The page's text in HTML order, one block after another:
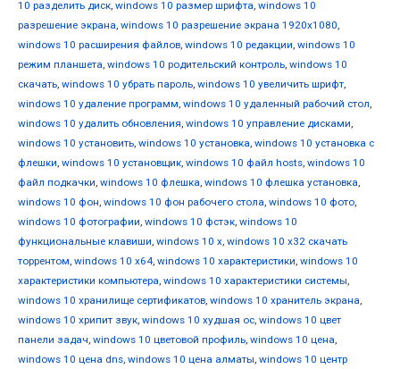
10 разделить диск, windows 10 размер шрифта, windows 10
разрешение экрана, windows 10 разрешение экрана 1920x1080,
windows 10 расширения файлов, windows 10 редакции, windows 10
режим планшета, windows 10 родительский контроль, windows 10
скачать, windows 10 убрать пароль, windows 10 увеличить шрифт,
windows 10 удаление программ, windows 10 удаленный рабочий стол,
windows 10 удалить обновления, windows 10 управление дисками,
windows 10 установить, windows 10 установка, windows 10 установка с
флешки, windows 10 установщик, windows 10 файл hosts, windows 10
файл подкачки, windows 10 флешка, windows 10 флешка установка,
windows 10 фон, windows 10 фон рабочего стола, windows 10 фото,
windows 10 фотографии, windows 10 фстэк, windows 10
функциональные клавиши, windows 10 х, windows 10 х32 скачать
торрентом, windows 10 х64, windows 10 характеристики, windows 10
характеристики компьютера, windows 10 характеристики системы,
windows 10 хранилище сертификатов, windows 10 хранитель экрана,
windows 10 хрипит звук, windows 10 худшая ос, windows 10 цвет
панели задач, windows 10 цветовой профиль, windows 10 цена,
windows 10 цена dns, windows 10 цена алматы, windows 10 центр